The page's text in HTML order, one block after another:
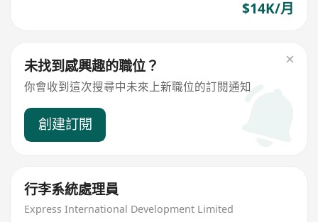
$14K/月
未找到感興趣的職位？
你會收到這次搜尋中未來上新職位的訂閱通知
創建訂閱
行李系統處理員
Express International Development Limited